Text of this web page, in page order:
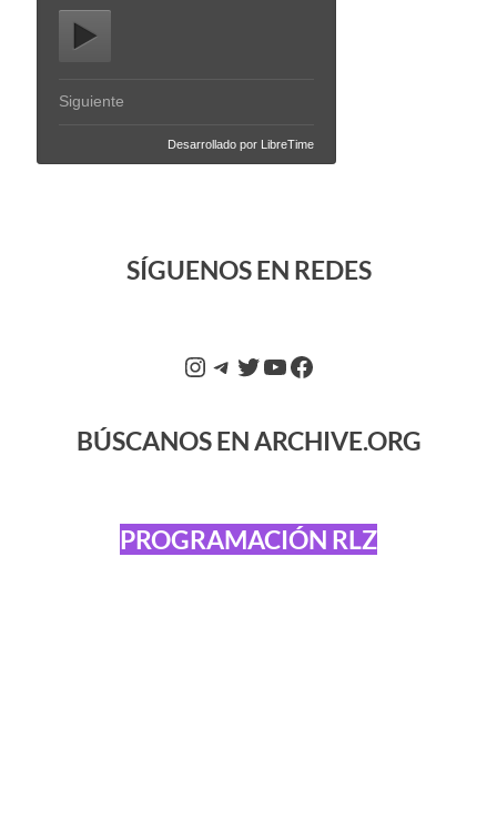
SÍGUENOS EN REDES
BÚSCANOS EN ARCHIVE.ORG
PROGRAMACIÓN RLZ